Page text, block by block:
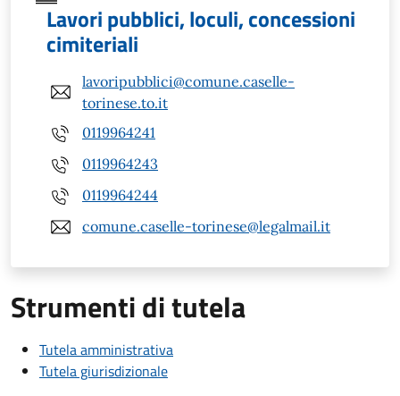
Lavori pubblici, loculi, concessioni
cimiteriali
lavoripubblici@comune.caselle-
torinese.to.it
0119964241
0119964243
0119964244
comune.caselle-torinese@legalmail.it
Strumenti di tutela
Tutela amministrativa
Tutela giurisdizionale